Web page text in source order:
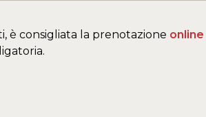
è consigliata la prenotazione online